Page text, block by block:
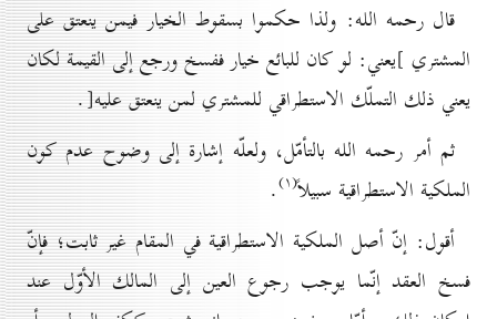
قال رحمه الله: ولذا حكموا بسقوط الخيار فيمن ينعتق على
المشتري ]يعني: لو كان للبائع خيار ففسخ ورجع إلى القيمة لكان
يعني ذلك التملّك الاستطراقي للمشتري لمن ينعتق عليه[.
ثم أمر رحمه الله بالتأمّل، ولعلّه إشارة إلى وضوح عدم كون
الملكية الاستطراقية سبيلاً(۱) .
أقول: إنّ أصل الملكية الاستطراقية في المقام غير ثابت؛ فإنّ
فسخ العقد إنّما يوجب رجوع العين إلى المالك الأوّل عند